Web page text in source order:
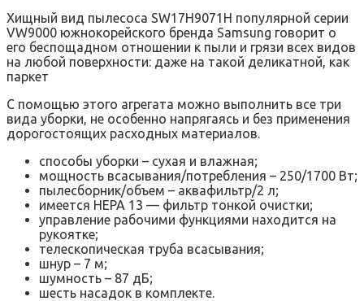
Хищный вид пылесоса SW17H9071H популярной серии
VW9000 южнокорейского бренда Samsung говорит о
его беспощадном отношении к пыли и грязи всех видов
на любой поверхности: даже на такой деликатной, как
паркет
С помощью этого агрегата можно выполнить все три
вида уборки, не особенно напрягаясь и без применения
дорогостоящих расходных материалов.
способы уборки – сухая и влажная;
мощность всасывания/потребления – 250/1700 Вт;
пылесборник/объем – аквафильтр/2 л;
имеется НЕРА 13 — фильтр тонкой очистки;
управление рабочими функциями находится на
рукоятке;
телескопическая труба всасывания;
шнур – 7 м;
шумность – 87 дБ;
шесть насадок в комплекте.